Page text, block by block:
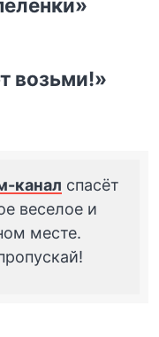
возьми!»
канал спасёт
веселое и
месте.